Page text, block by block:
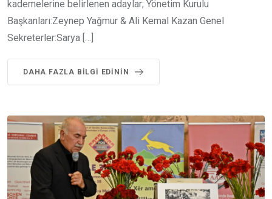
kademelerine belirlenen adaylar; Yönetim Kurulu
Başkanları:Zeynep Yağmur & Ali Kemal Kazan Genel
Sekreterler:Sarya […]
DAHA FAZLA BILGI EDININ